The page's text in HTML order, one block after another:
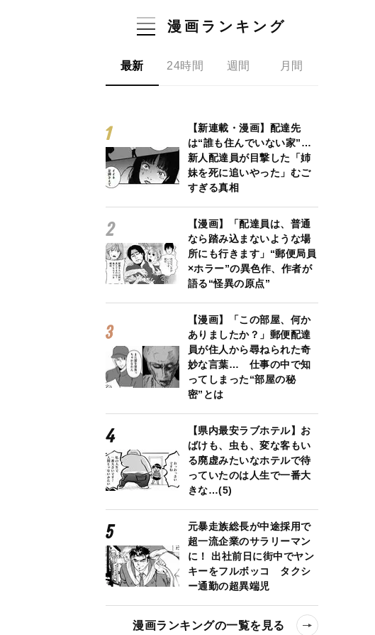
漫画ランキング
最新 24時間 週間 月間
【新連載・漫画】配達先
は“誰も住んでいない家”…
新人配達員が目撃した「姉
妹を死に追いやった」むご
すぎる真相
【漫画】「配達員は、普通
なら踏み込まないような場
所にも行きます」“郵便局員
×ホラー”の異色作、作者が
語る“怪異の原点”
【漫画】「この部屋、何か
ありましたか？」郵便配達
員が住人から尋ねられた奇
妙な言葉… 仕事の中で知
ってしまった“部屋の秘
密”とは
【県内最安ラブホテル】お
ばけも、虫も、変な客もい
る廃虚みたいなホテルで待
っていたのは人生で一番大
きな…(5)
元暴走族総長が中途採用で
超一流企業のサラリーマン
に！ 出社前日に街中でヤン
キーをフルボッコ タクシ
ー通勤の超異端児
漫画ランキングの一覧を見る